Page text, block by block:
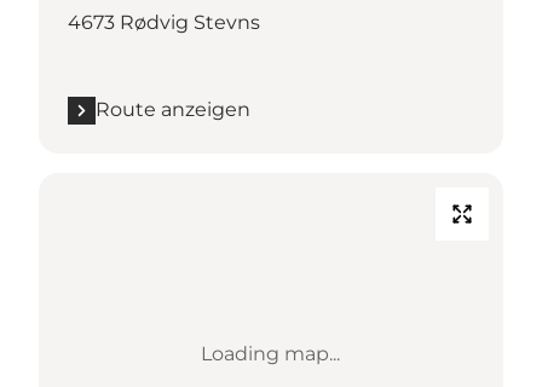
4673 Rødvig Stevns
Route anzeigen
Loading map...